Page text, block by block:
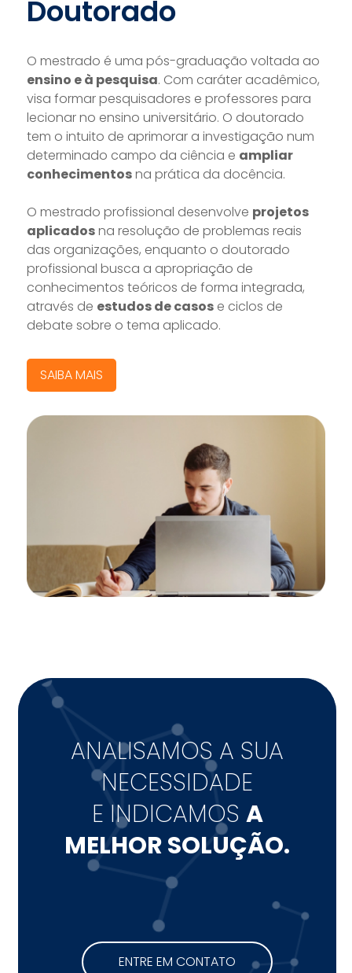
Doutorado
O mestrado é uma pós-graduação voltada ao
ensino e à pesquisa. Com caráter acadêmico,
visa formar pesquisadores e professores para
lecionar no ensino universitário. O doutorado
tem o intuito de aprimorar a investigação num
determinado campo da ciência e ampliar
conhecimentosna prática da docência.
O mestrado profissional desenvolve projetos
aplicadosna resolução de problemas reais
das organizações, enquanto o doutorado
profissional busca a apropriação de
conhecimentos teóricos de forma integrada,
através de estudos de casose ciclos de
debate sobre o tema aplicado.
SAIBA MAIS
ANALISAMOS A SUA
NECESSIDADE
E INDICAMOS A
MELHOR SOLUÇÃO.
ENTRE EM CONTATO